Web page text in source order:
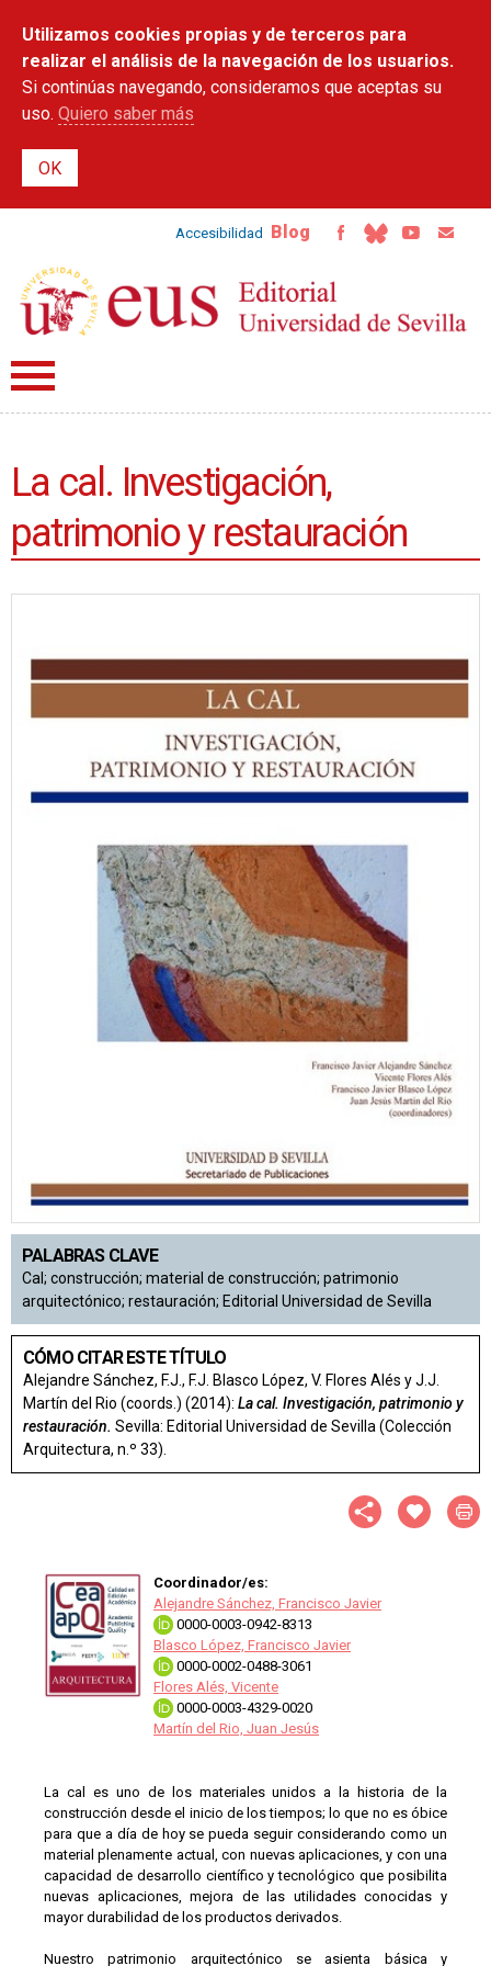
contenido
principal
Utilizamos cookies propias y de terceros para
realizar el análisis de la navegación de los usuarios.
Si continúas navegando, consideramos que aceptas su
uso. Quiero saber más
Accesibilidad Blog
La cal. Investigación,
patrimonio y restauración
PALABRAS CLAVE
Cal; construcción; material de construcción; patrimonio
arquitectónico; restauración; Editorial Universidad de Sevilla
CÓMO CITAR ESTE TÍTULO
Alejandre Sánchez, F.J., F.J. Blasco López, V. Flores Alés y J.J.
Martín del Rio (coords.) (2014): La cal. Investigación, patrimonio y
restauración. Sevilla: Editorial Universidad de Sevilla (Colección
Arquitectura, n.º 33).
Coordinador/es:
Alejandre Sánchez, Francisco Javier
0000-0003-0942-8313
Blasco López, Francisco Javier
0000-0002-0488-3061
Flores Alés, Vicente
0000-0003-4329-0020
Martín del Rio, Juan Jesús
La cal es uno de los materiales unidos a la historia de la
construcción desde el inicio de los tiempos; lo que no es óbice
para que a día de hoy se pueda seguir considerando como un
material plenamente actual, con nuevas aplicaciones, y con una
capacidad de desarrollo científico y tecnológico que posibilita
nuevas aplicaciones, mejora de las utilidades conocidas y
mayor durabilidad de los productos derivados.
Nuestro patrimonio arquitectónico se asienta básica y